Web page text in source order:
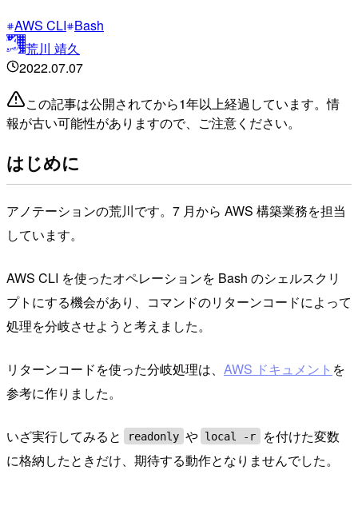
AWS CLI Bash
荒川 靖久
2022.07.07
この記事は公開されてから1年以上経過しています。情
報が古い可能性がありますので、ご注意ください。
はじめに
アノテーションの荒川です。7 月から AWS 構築業務を担当
しています。
AWS CLI を使ったオペレーションを Bash のシェルスクリ
プトにする機会があり、コマンドのリターンコードによって
処理を分岐させようと考えました。
リターンコードを使った分岐処理は、 AWS ドキュメント を
参考に作りました。
いざ実行してみると readonly や local -r
を付けた変数
に格納したときだけ、期待する動作となりませんでした。